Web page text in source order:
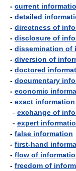
- current
- detailed
- directness of
- disclosure of
- dissemination of
- diversion of
- doctored
- documentary
- economic
- exact information
- exchange of
- expert
- false information
- first-hand
- flow of
- freedom of